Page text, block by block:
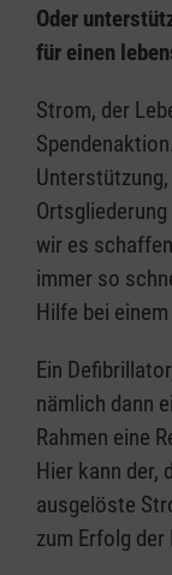
Oder
für einen
Strom, der
wir es
immer so
Hilfe bei
Ein
nämlich dann
Rahmen eine
Hier kann der,
ausgelöste
zum Erfolg